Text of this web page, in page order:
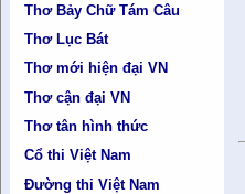
Thơ Bảy Chữ Tám Câu
Thơ Lục Bát
Thơ mới hiện đại VN
Thơ cận đại VN
Thơ tân hình thức
Cổ thi Việt Nam
Đường thi Việt Nam